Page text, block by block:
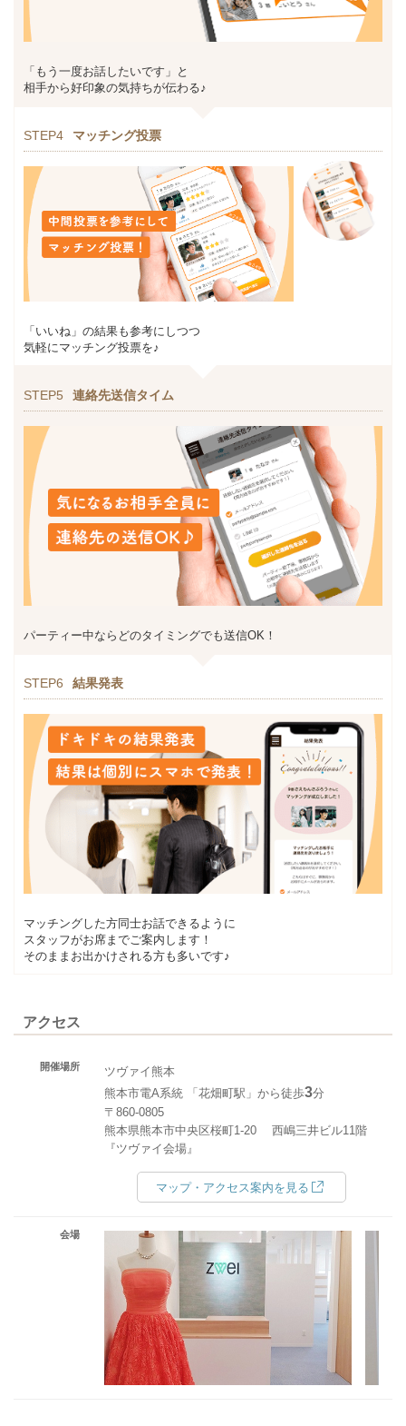
「もう一度お話したいです」と
相手から好印象の気持ちが伝わる♪
STEP4 マッチング投票
「いいね」の結果も参考にしつつ
気軽にマッチング投票を♪
STEP5 連絡先送信タイム
パーティー中ならどのタイミングでも送信OK！
STEP6 結果発表
マッチングした方同士お話できるように
スタッフがお席までご案内します！
そのままお出かけされる方も多いです♪
アクセス
開催場所
ツヴァイ熊本
熊本市電A系統 「花畑町駅」から徒歩3分
〒860-0805
熊本県熊本市中央区桜町1-20 西嶋三井ビル11階
『ツヴァイ会場』
マップ・アクセス案内を見る
会場